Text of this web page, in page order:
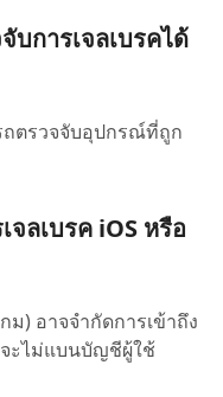
บการเจลเบรคได้
ถตรวจจับอุปกรณ์ที่ถูก
ลเบรค iOS หรือ
ม) อาจจำกัดการเข้าถึง
ะไม่แบนบัญชีผู้ใช้